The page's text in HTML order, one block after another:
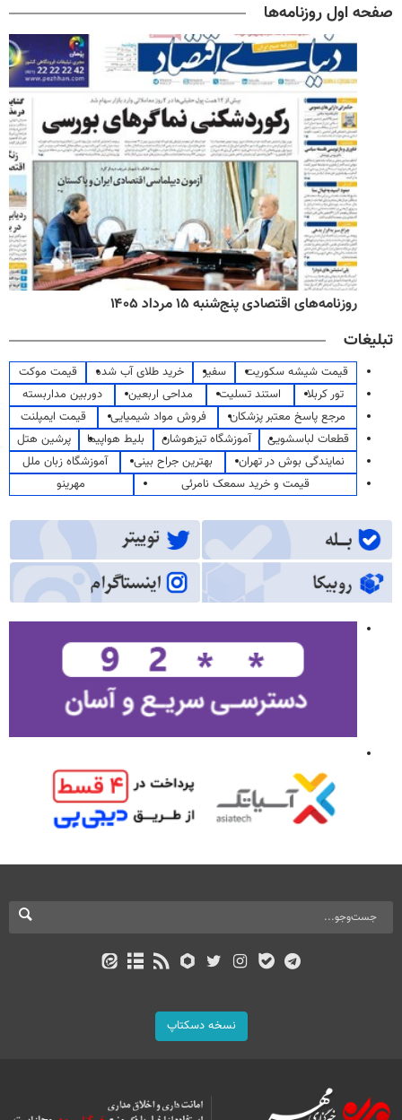
صفحه اول روزنامه‌ها
روزنامه‌های اقتصادی پنج‌شنبه ۱۵ مرداد ۱۴۰۵
تبلیغات
قیمت شیشه سکوریت سفیر خرید طلای آب شده
قیمت موکت
تور کربلا
استند تسلیت مداحی اربعین
دوربین مداربسته
مرجع پاسخ معتبر پزشکان
فروش مواد شیمیایی
قیمت ایمپلنت
قطعات لباسشویی
آموزشگاه تیزهوشان بلیط هواپیما
پرشین هتل
نمایندگی بوش در تهران
بهترین جراح بینی
آموزشگاه زبان ملل
قیمت و خرید سمعک نامرئی
مهرینو
نسخه دسکتاپ